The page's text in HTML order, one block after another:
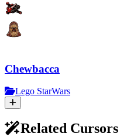
Chewbacca
Lego StarWars
Related Cursors